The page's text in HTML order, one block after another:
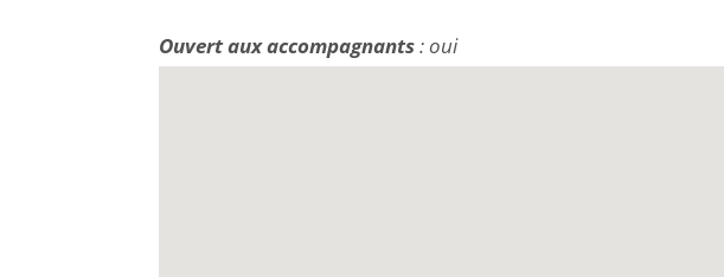
Ouvert aux accompagnants: oui